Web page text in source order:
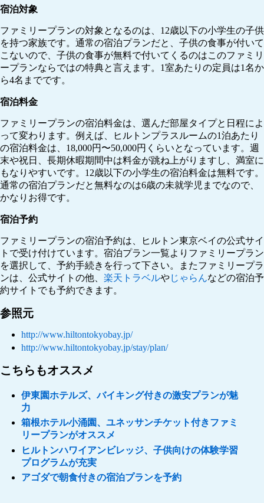
宿泊対象
ファミリープランの対象となるのは、12歳以下の小学生の子供
を持つ家族です。通常の宿泊プランだと、子供の食事が付いて
こないので、子供の食事が無料で付いてくるのはこのファミリ
ープランならではの特典と言えます。1室あたりの定員は1名か
ら4名までです。
宿泊料金
ファミリープランの宿泊料金は、選んだ部屋タイプと日程によ
って変わります。例えば、ヒルトンプラスルームの1泊あたり
の宿泊料金は、18,000円〜50,000円くらいとなっています。週
末や祝日、長期休暇期間中は料金が跳ね上がりますし、満室に
もなりやすいです。12歳以下の小学生の宿泊料金は無料です。
通常の宿泊プランだと無料なのは6歳の未就学児までなので、
かなりお得です。
宿泊予約
ファミリープランの宿泊予約は、ヒルトン東京ベイの公式サイ
トで受け付けています。宿泊プラン一覧よりファミリープラン
を選択して、予約手続きを行って下さい。またファミリープラ
ンは、公式サイトの他、 楽天トラベルやじゃらんなどの宿泊予
約サイトでも予約できます。
参照元
http://www.hiltontokyobay.jp/
http://www.hiltontokyobay.jp/stay/plan/
こちらもオススメ
伊東園ホテルズ、バイキング付きの激安プランが魅
力
箱根ホテル小涌園、ユネッサンチケット付きファミ
リープランがオススメ
ヒルトンハワイアンビレッジ、子供向けの体験学習
プログラムが充実
アゴダで朝食付きの宿泊プランを予約